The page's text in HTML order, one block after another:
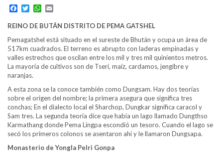
Facebook
TwitterWhatsApp
REINO DE BUTÁN DISTRITO DE PEMA GATSHEL
Pemagatshel está situado en el sureste de Bhután y ocupa un área de
517km cuadrados. El terreno es abrupto con laderas empinadas y
valles estrechos que oscilan entre los mil y tres mil quinientos metros.
La mayoría de cultivos son de Tseri, maíz, cardamos, jengibre y
naranjas.
A esta zona se la conoce también como Dungsam. Hay dos teorías
sobre el origen del nombre; la primera asegura que significa tres
conchas; En el dialecto local el Sharchop, Dungkar significa caracol y
Sam tres. La segunda teoría dice que había un lago llamado Dungthso
Karmathang donde Pema Lingpa escondió un tesoro. Cuando el lago se
secó los primeros colonos se asentaron ahí y le llamaron Dungsapa.
Monasterio de Yongla Pelri Gonpa